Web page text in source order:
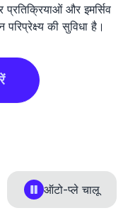
और इमर्सिव
की सुविधा है।
ऑटो-प्ले चालू